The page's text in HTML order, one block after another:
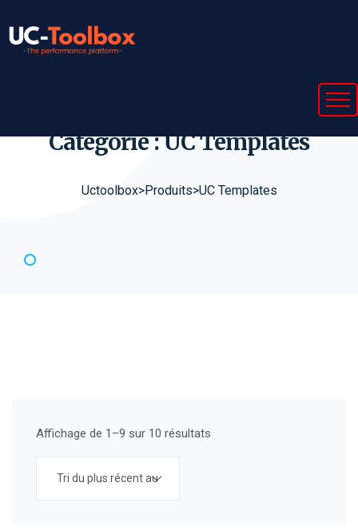
Catégorie : UCTemplates
Uctoolbox>Produits>UC Templates
Affichage de 1–9 sur 10 résultats